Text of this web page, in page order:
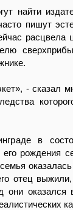
найти
пишут
- сказал
в
рождения
отец
они